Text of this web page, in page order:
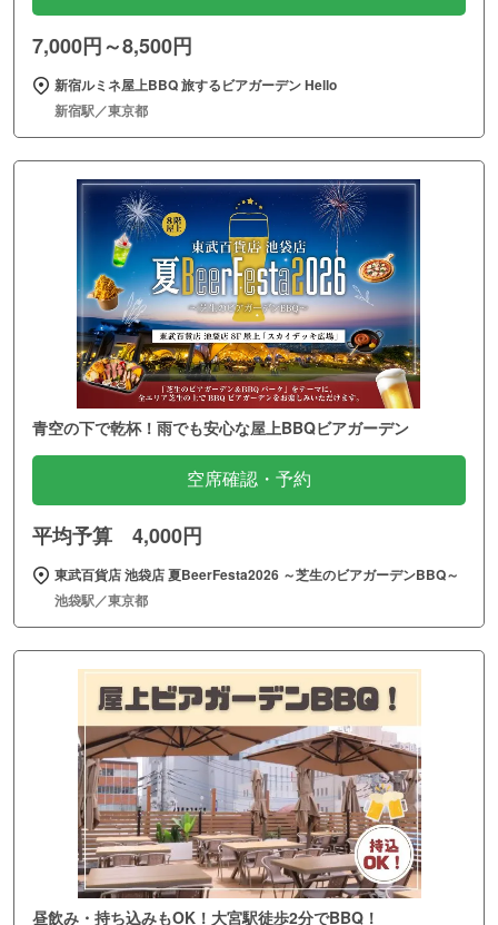
7,000円～8,500円
新宿ルミネ屋上BBQ 旅するビアガーデン Hello
新宿駅／東京都
青空の下で乾杯！雨でも安心な屋上BBQビアガーデン
空席確認・予約
平均予算 4,000円
東武百貨店 池袋店 夏BeerFesta2026 ～芝生のビアガーデンBBQ～
池袋駅／東京都
昼飲み・持ち込みもOK！大宮駅徒歩2分でBBQ！